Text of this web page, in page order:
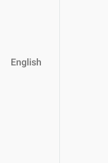
English